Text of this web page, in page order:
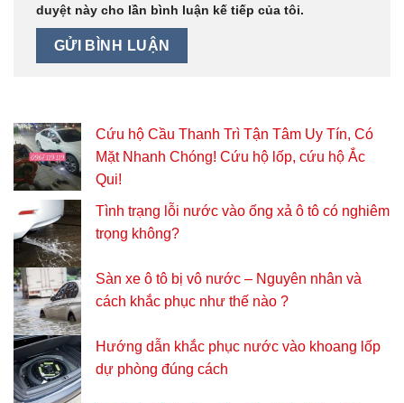
duyệt này cho lần bình luận kế tiếp của tôi.
Cứu hộ Cầu Thanh Trì Tận Tâm Uy Tín, Có
Mặt Nhanh Chóng! Cứu hộ lốp, cứu hộ Ắc
Qui!
Tình trạng lỗi nước vào ống xả ô tô có nghiêm
trọng không?
Sàn xe ô tô bị vô nước – Nguyên nhân và
cách khắc phục như thế nào ?
Hướng dẫn khắc phục nước vào khoang lốp
dự phòng đúng cách